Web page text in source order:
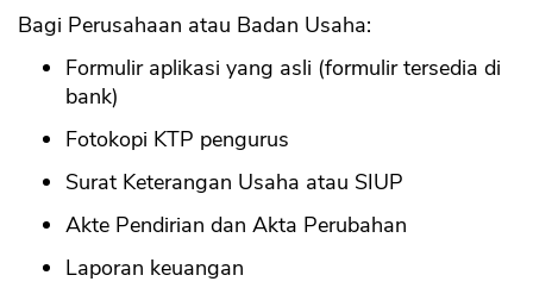
Bagi Perusahaan atau Badan Usaha:
Formulir aplikasi yang asli (formulir tersedia di
bank)
Fotokopi KTP pengurus
Surat Keterangan Usaha atau SIUP
Akte Pendirian dan Akta Perubahan
Laporan keuangan